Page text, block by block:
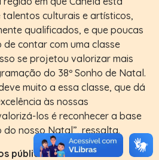
talentos culturais e artísticos,
qualificados, e que poucas
contar com uma classe
se projetou valorizar mais
do 38º Sonho de Natal.
muito a essa classe, que dá
às nossas
los é reconhecer a base
do nosso Natal”, ressalta.
públicos